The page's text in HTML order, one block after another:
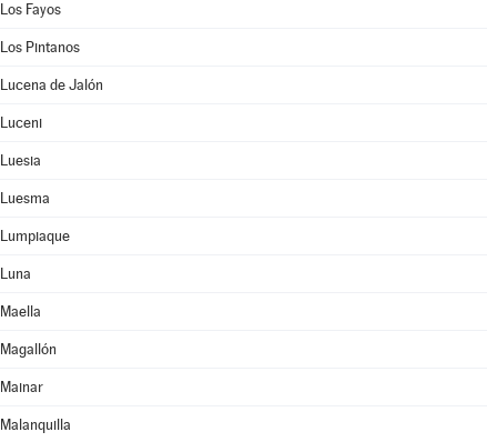
Los Fayos
Los Pintanos
Lucena de Jalón
Luceni
Luesia
Luesma
Lumpiaque
Luna
Maella
Magallón
Mainar
Malanquilla